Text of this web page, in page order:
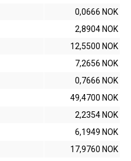
0,0666 NOK
2,8904 NOK
12,5500 NOK
7,2656 NOK
0,7666 NOK
49,4700 NOK
2,2354 NOK
6,1949 NOK
17,9760 NOK